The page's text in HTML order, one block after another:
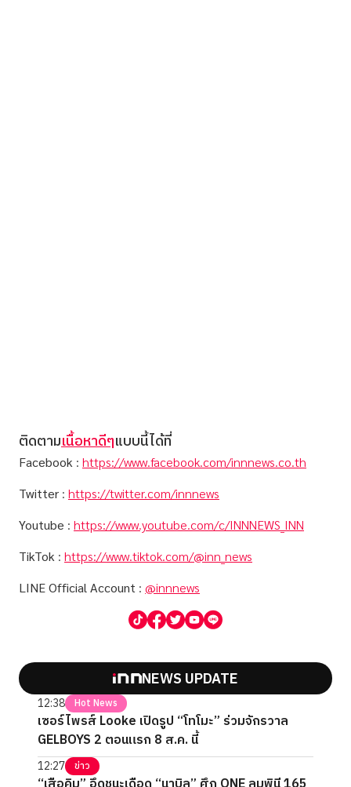
ติดตามเนื้อหาดีๆแบบนี้ได้ที่
Facebook : https://www.facebook.com/innnews.co.th
Twitter : https://twitter.com/innnews
Youtube : https://www.youtube.com/c/INNNEWS_INN
TikTok : https://www.tiktok.com/@inn_news
LINE Official Account : @innnews
NEWS UPDATE
12:38 Hot News
เซอร์ไพรส์ Looke เปิดรูป “โทโมะ” ร่วมจักรวาล
GELBOYS 2 ตอนแรก 8 ส.ค. นี้
12:27 ข่าว